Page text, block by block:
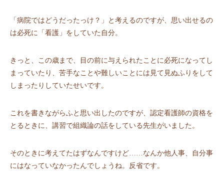
「病院ではどうだったっけ？」と考えるのですが、思い出せるの
は必死に「看護」をしていた自分。
きっと、この歳まで、目の前に与えられたことに必死になってし
まっていたり、苦手なことや難しいことには見て見ぬふりをして
しまったりしていたせいです。
これを書きながらふと思い出したのですが、認定看護師の資格を
とるときに、講習で組織論の話をしている先生がいました。
そのときに考えてたはずなんですけど……なんか他人事、自分事
にはなっていなかったんでしょうね。反省です。